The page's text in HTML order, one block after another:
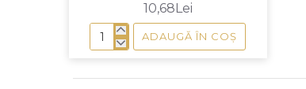
10,68Lei
Capelină
unică
ADAUGĂ ÎN COŞ